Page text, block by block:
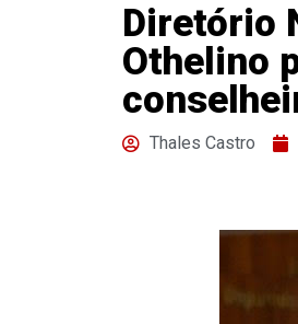
Diretório
Othelino
Thales Castro